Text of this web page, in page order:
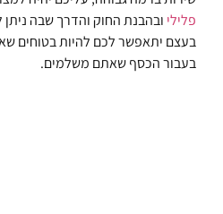
פלילי ובהבנת החוק והדרך שבה ניתן
בעצם יתאפשר לכם להיות בטוחים
בעבור הכסף שאתם משלמים.